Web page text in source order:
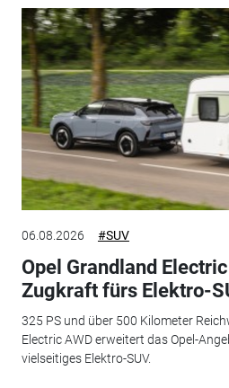
06.08.2026 #SUV
Opel Grandland
Zugkraft fürs Elektro-
325 PS und über 500 Kilometer
Electric AWD erweitert das Opel-
vielseitiges Elektro-SUV.